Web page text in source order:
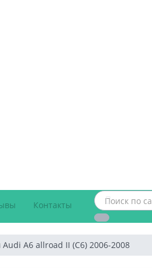
Контакты
A6 allroad II (C6) 2006-2008